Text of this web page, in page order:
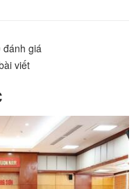
đánh giá
viết